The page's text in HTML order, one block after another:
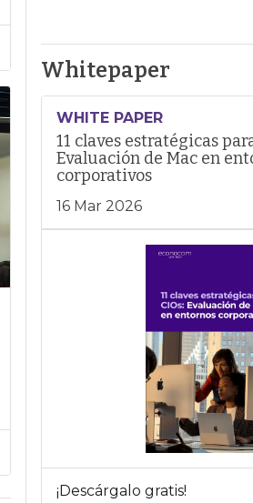
Whitepaper
WHITE PAPER
11 claves estratégicas
Evaluación de Mac en
corporativos
16 Mar 2026
¡Descárgalo gratis!